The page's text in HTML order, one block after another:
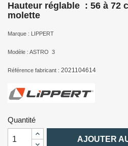
Hauteur réglable : 56 à 72
molette
Marque : LIPPERT
Modèle : ASTRO 3
Référence fabricant : 2021104614
Quantité
AJOUTER